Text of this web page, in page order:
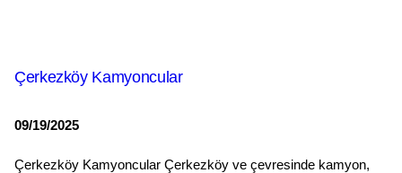
Çerkezköy Kamyoncular
09/19/2025
Çerkezköy Kamyoncular Çerkezköy ve çevresinde kamyon,